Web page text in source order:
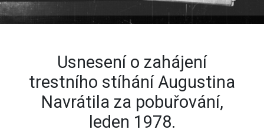
Usnesení o zahájení
trestního stíhání Augustina
Navrátila za pobuřování,
leden 1978.